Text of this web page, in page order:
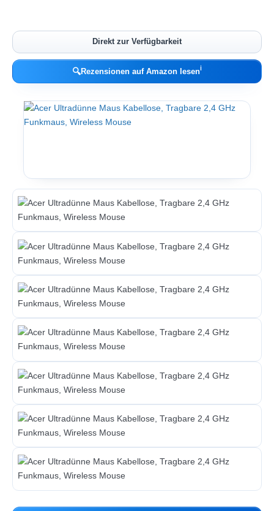
Direkt zur Verfügbarkeit
🔍Rezensionen auf Amazon lesenℹ︎